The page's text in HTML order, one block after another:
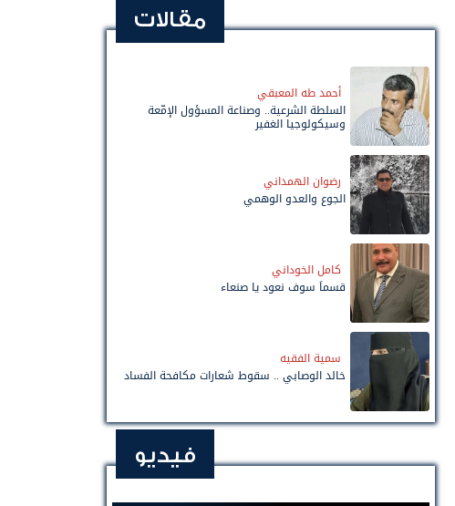
مقالات
أحمد طه المعبقي
السلطة الشرعية.. وصناعة المسؤول الإمّعة
وسيكولوجيا الغفير
رضوان الهمداني
الجوع والعدو الوهمي
كامل الخوداني
قسماً سوف نعود يا صنعاء
سمية الفقيه
خالد الوصابي .. سقوط شعارات مكافحة الفساد
فيديو